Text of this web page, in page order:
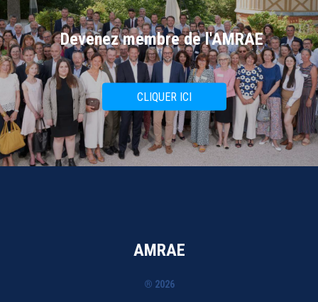
Devenez membre de l'AMRAE
CLIQUER ICI
AMRAE
® 2026